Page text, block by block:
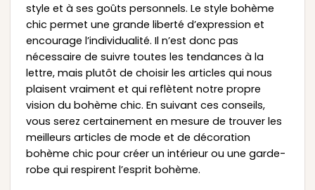
style et à ses goûts personnels. Le style bohème
chic permet une grande liberté d’expression et
encourage l’individualité. Il n’est donc pas
nécessaire de suivre toutes les tendances à la
lettre, mais plutôt de choisir les articles qui nous
plaisent vraiment et qui reflètent notre propre
vision du bohème chic. En suivant ces conseils,
vous serez certainement en mesure de trouver les
meilleurs articles de mode et de décoration
bohème chic pour créer un intérieur ou une garde-
robe qui respirent l’esprit bohème.